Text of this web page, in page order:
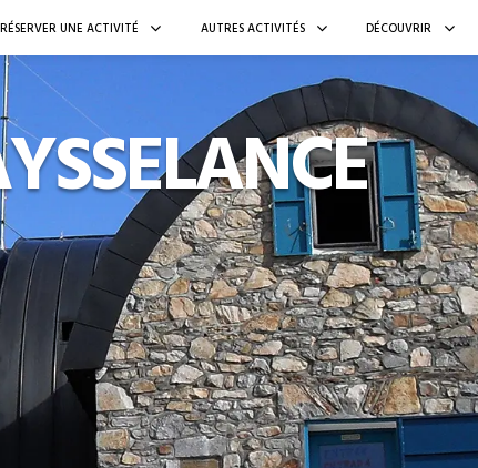
RÉSERVER UNE ACTIVITÉ AUTRES ACTIVITÉS DÉCOUVRIR